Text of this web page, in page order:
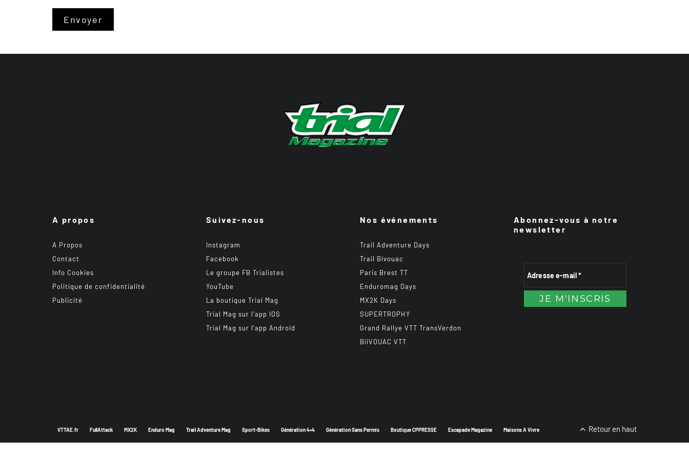
A propos
A Propos
Contact
Info Cookies
Politique de confidentialité
Publicité
Suivez-nous
Instagram
Facebook
Le groupe FB Trialistes
YouTube
La boutique Trial Mag
Trial Mag sur l’app IOS
Trial Mag sur l’app Android
Nos événements
Trail Adventure Days
Trail Bivouac
Paris Brest TT
Enduromag Days
MX2K Days
SUPERTROPHY
Grand Rallye VTT TransVerdon
BiiVOUAC VTT
Abonnez-vous à notre
newsletter
VTTAE.fr FullAttack MX2K Enduro Mag Trail Adventure Mag Sport-Bikes Génération 4×4 Génération Sans Permis Boutique CPPRESSE Escapade Magazine Maisons A Vivre Retour en haut